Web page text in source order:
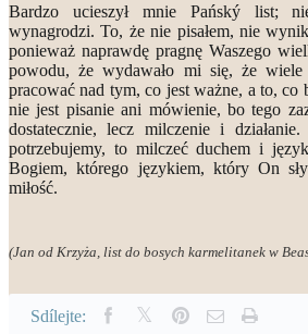
Bardzo ucieszył mnie Pańský list;
wynagrodzi. To, że nie pisałem, nie
ponieważ naprawdę pragnę Waszego
powodu, że wydawało mi się, że
pracować nad tym, co jest ważne, a to, co
nie jest pisanie ani mówienie, bo tego
dostatecznie, lecz milczenie i
potrzebujemy, to milczeć duchem i
Bogiem, którego językiem, który On
miłość.
(Jan od Krzyża, list do bosych karmelitanek w
Sdílejte: